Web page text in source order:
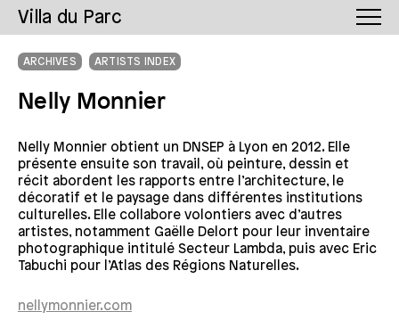
Villa du Parc
ARCHIVES ARTISTS INDEX
Nelly Monnier
Nelly Monnier obtient un DNSEP à Lyon en 2012. Elle
présente ensuite son travail, où peinture, dessin et
récit abordent les rapports entre l’architecture, le
décoratif et le paysage dans différentes institutions
culturelles. Elle collabore volontiers avec d’autres
artistes, notamment Gaëlle Delort pour leur inventaire
photographique intitulé Secteur Lambda, puis avec Eric
Tabuchi pour l’Atlas des Régions Naturelles.
nellymonnier.com